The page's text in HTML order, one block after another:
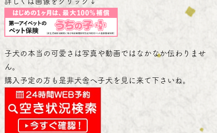
子犬の本当の可愛さは写真や動画ではなかなか伝わりませ
ん。
購入予定の方も是非犬舎へ子犬を見に来て下さいね。